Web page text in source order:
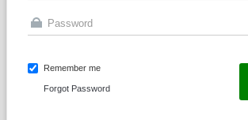
Remember me
Forgot Password